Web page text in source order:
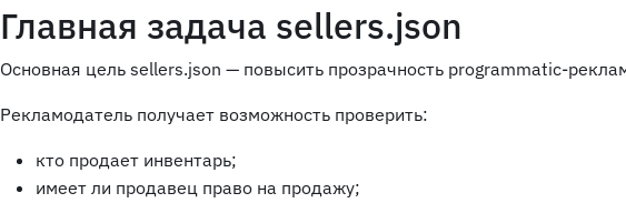
Главная задача sellers.json
Основная цель sellers.json — повысить прозрачность programmatic-
Рекламодатель получает возможность проверить:
кто продает инвентарь;
имеет ли продавец право на продажу;